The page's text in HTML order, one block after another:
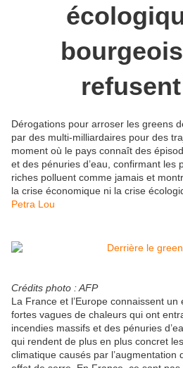
Dérogations pour arroser les greens
par des multi-milliardaires pour des
moment où le pays connaît des
et des pénuries d’eau, confirmant les
riches polluent comme jamais et
la crise économique ni la crise
Petra Lou
Crédits photo : AFP
La France et l’Europe connaissent
fortes vagues de chaleurs qui ont
incendies massifs et des pénuries
qui rendent de plus en plus concret
climatique causés par l’augmentation